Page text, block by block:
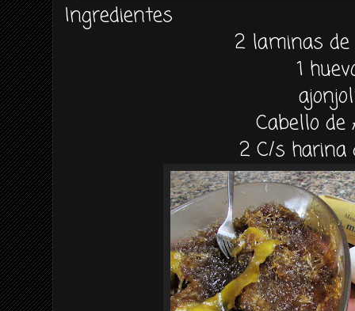
Ingredientes
2 laminas de
1
Cabello de
2 C/s harina